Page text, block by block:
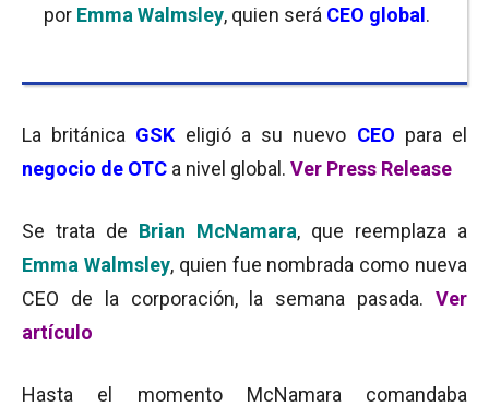
por Emma Walmsley, quien será CEO global .
La británica GSK eligió a su nuevo CEO para el
negocio de OTC a nivel global. Ver Press Release
Se trata de Brian McNamara, que reemplaza a
Emma Walmsley, quien fue nombrada como nueva
CEO de la corporación, la semana pasada. Ver
artículo
Hasta el momento McNamara comandaba